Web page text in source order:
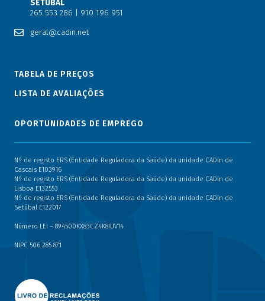
SETÚBAL
265 553 286 | 910 196 951
geral@cadin.net
TABELA DE PREÇOS
LISTA DE AVALIAÇÕES
OPORTUNIDADES DE EMPREGO
Nº de registo ERS (Entidade Reguladora da Saúde) da unidade CADIn de
Cascais E103916
Nº de registo ERS (Entidade Reguladora da Saúde) da unidade CADIn de
Lisboa E132553
Nº de registo ERS (Entidade Reguladora da Saúde) da unidade CADIn de
Setúbal E122017
Número LEI – 894500KX83CZ4K8IUV14
NIPC 506 285 871